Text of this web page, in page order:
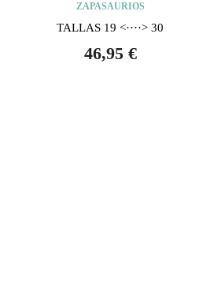
ZAPASAURIOS
TALLAS 19 <····> 30
46,95 €